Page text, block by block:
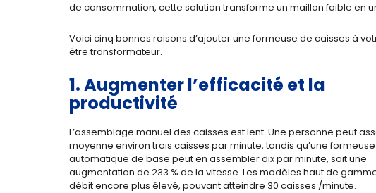
de consommation, cette solution transforme un maillon faible en
Voici cinq bonnes raisons d’ajouter une formeuse de caisses à
être transformateur.
1. Augmenter l’efficacité et la
productivité
L’assemblage manuel des caisses est lent. Une personne peut
moyenne environ trois caisses par minute, tandis qu’une formeuse
automatique de base peut en assembler dix par minute, soit une
augmentation de 233 % de la vitesse. Les modèles haut de
débit encore plus élevé, pouvant atteindre 30 caisses /minute.